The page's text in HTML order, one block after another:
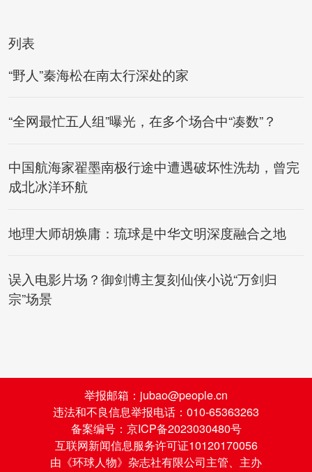
列表
“野人”秦海松在南太行深处的家
“全网最忙五人组”曝光，在多个场合中“凑数”？
中国航海家翟墨南极行途中遭遇破坏性洗劫，曾完
成北冰洋环航
地理大师胡焕庸：琉球是中华文明深度融合之地
误入电影片场？御剑博主复刻仙侠小说“万剑归
宗”场景
举报邮箱：jubao@people.cn
违法和不良信息举报电话：010-65363263
备案编号：京ICP备2023030480号
互联网新闻信息服务许可证10120170056
由《环球人物》杂志社有限公司主管、主办